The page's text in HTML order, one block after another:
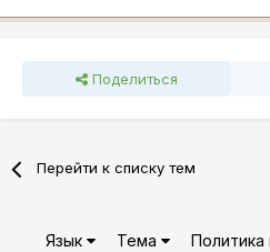
Поделиться
Перейти к списку тем
Язык Тема
Политика